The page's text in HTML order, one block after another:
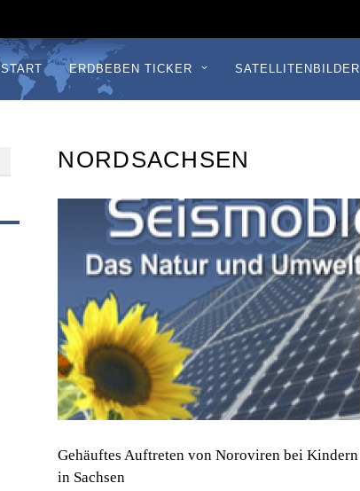
START ERDBEBEN TICKER SATELLITENBILDER
NORDSACHSEN
Gehäuftes Auftreten von Noroviren bei Kindern
in Sachsen